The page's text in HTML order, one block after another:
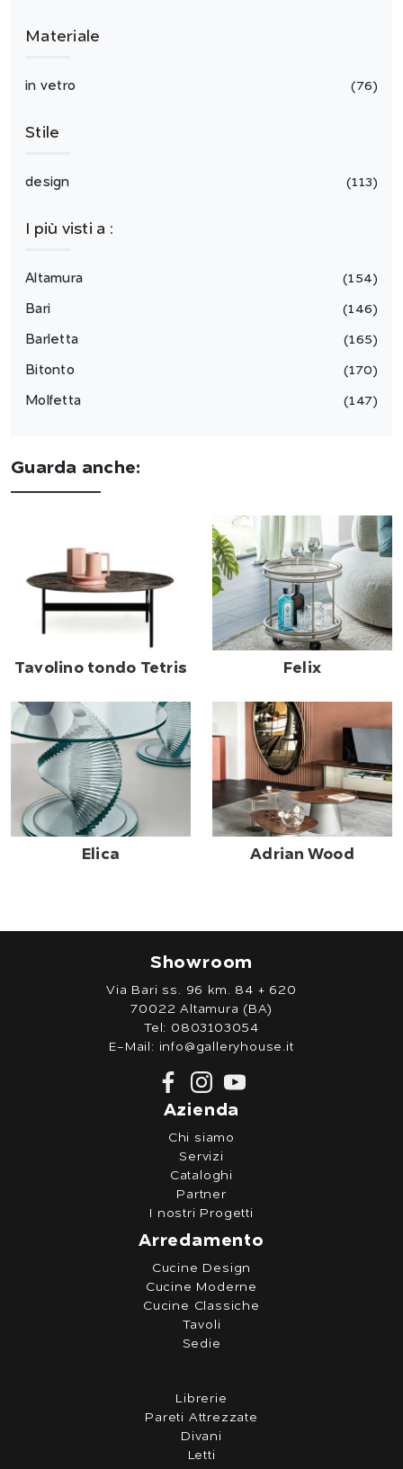
Materiale
in vetro 76
Stile
design 113
I più visti a :
Altamura 154
Bari 146
Barletta 165
Bitonto 170
Molfetta 147
Guarda anche:
Tavolino tondo Tetris Felix
Elica Adrian Wood
Showroom
Via Bari ss. 96 km. 84 + 620
70022 Altamura (BA)
Tel: 0803103054
E-Mail: info@galleryhouse.it
Azienda
Chi siamo
Servizi
Cataloghi
Partner
I nostri Progetti
Arredamento
Cucine Design
Cucine Moderne
Cucine Classiche
Tavoli
Sedie
Librerie
Pareti Attrezzate
Divani
Letti